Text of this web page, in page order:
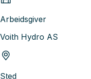
Arbeidsgiver
Voith Hydro AS
Sted